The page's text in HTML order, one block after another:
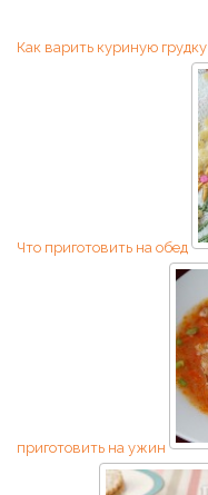
Как варить куриную грудку
Что приготовить на обед
приготовить на ужин